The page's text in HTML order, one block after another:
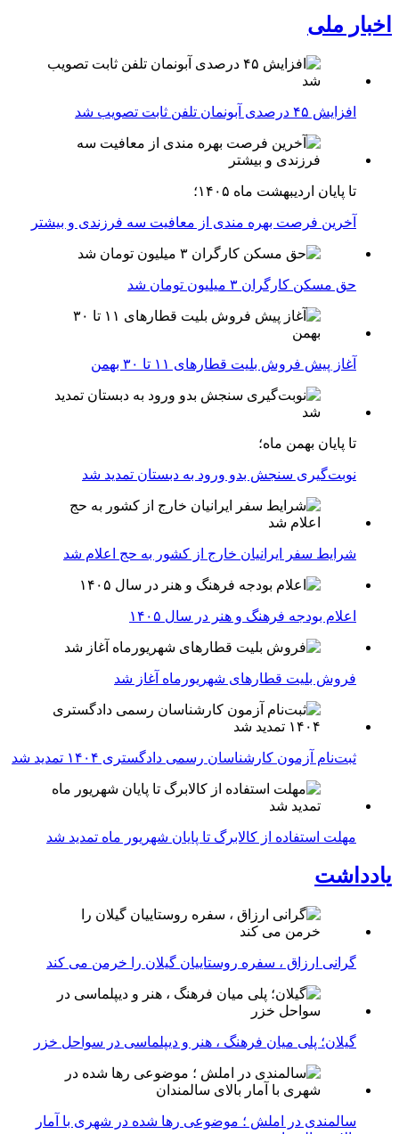
اخبار ملی
افزایش ۴۵ درصدی آبونمان تلفن ثابت تصویب شد
تا پایان اردیبهشت ماه ۱۴۰۵؛
آخرین فرصت بهره مندی از معافیت سه فرزندی و بیشتر
حق مسکن کارگران ۳ میلیون تومان شد
آغاز پیش فروش بلیت‌ قطارهای ۱۱ تا ۳۰ بهمن
تا پایان بهمن ماه؛
نوبت‌گیری سنجش بدو ورود به دبستان تمدید شد
شرایط سفر ایرانیان خارج از کشور به حج اعلام شد
اعلام بودجه فرهنگ و هنر در سال ۱۴۰۵
فروش بلیت قطارهای شهریورماه آغاز شد
ثبت‌نام آزمون کارشناسان رسمی دادگستری ۱۴۰۴ تمدید شد
مهلت استفاده از کالابرگ تا پایان شهریور ماه تمدید شد
یادداشت
گرانی ارزاق ، سفره روستاییان گیلان را خرمن می کند
گیلان؛ پلی میان فرهنگ ، هنر و دیپلماسی در سواحل خزر
سالمندی در املش ؛ موضوعی رها شده در شهری با آمار